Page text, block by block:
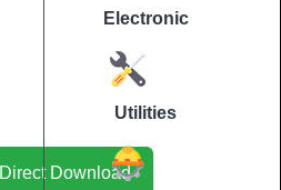
Download Terbaru | Direct Download
Electronic
Utilities